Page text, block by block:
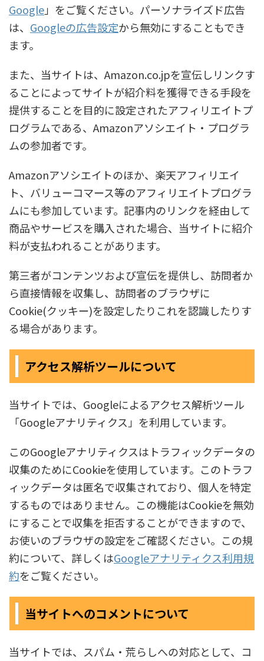
Google」をご覧ください。パーソナライズド広告
は、 Googleの広告設定から無効にすることもでき
ます。
また、当サイトは、Amazon.co.jpを宣伝しリンクす
ることによってサイトが紹介料を獲得できる手段を
提供することを目的に設定されたアフィリエイトプ
ログラムである、Amazonアソシエイト・プログラ
ムの参加者です。
Amazonアソシエイトのほか、楽天アフィリエイ
ト、バリューコマース等のアフィリエイトプログラ
ムにも参加しています。記事内のリンクを経由して
商品やサービスを購入された場合、当サイトに紹介
料が支払われることがあります。
第三者がコンテンツおよび宣伝を提供し、訪問者か
ら直接情報を収集し、訪問者のブラウザに
Cookie(クッキー)を設定したりこれを認識したりす
る場合があります。
アクセス解析ツールについて
当サイトでは、Googleによるアクセス解析ツール
「Googleアナリティクス」を利用しています。
このGoogleアナリティクスはトラフィックデータの
収集のためにCookieを使用しています。このトラフ
ィックデータは匿名で収集されており、個人を特定
するものではありません。この機能はCookieを無効
にすることで収集を拒否することができますので、
お使いのブラウザの設定をご確認ください。この規
約について、詳しくはGoogleアナリティクス利用規
約をご覧ください。
当サイトへのコメントについて
当サイトでは、スパム・荒らしへの対応として、コ